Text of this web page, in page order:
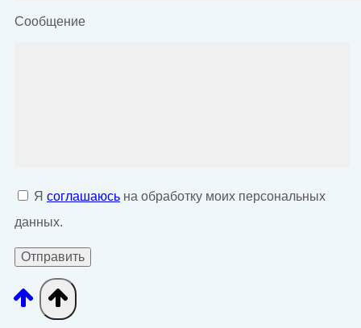
Сообщение
Я соглашаюсь на обработку моих персональных
данных.